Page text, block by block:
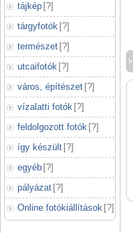
tájkép [?]
tárgyfotók [?]
természet [?]
utcaifotók [?]
város, építészet [?]
vízalatti fotók [?]
feldolgozott fotók [?]
így készült [?]
egyéb [?]
pályázat [?]
Online fotókiállítások [?]